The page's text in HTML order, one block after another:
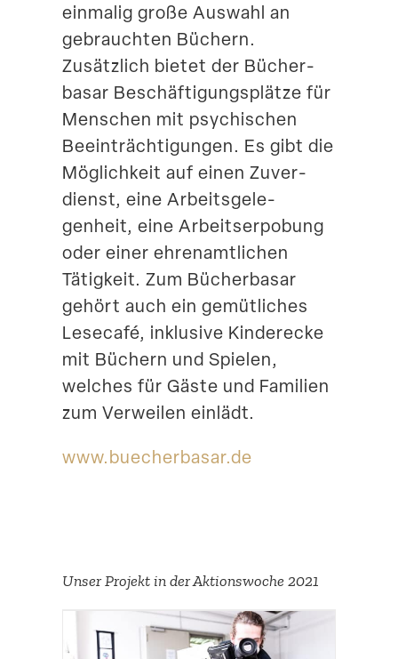
Suche
einmalig große Auswahl an
gebrauchten Büchern.
Zusätzlich bietet der Bücher­
basar Beschäf­ti­gungs­plätze für
Menschen mit psychi­schen
Beein­träch­ti­gungen. Es gibt die
Möglichkeit auf einen Zuver­
dienst, eine Arbeits­ge­le­
genheit, eine Arbeits­er­pobung
oder einer ehren­amt­lichen
Tätigkeit. Zum Bücher­basar
gehört auch ein gemüt­liches
Lesecafé, inklusive Kinderecke
mit Büchern und Spielen,
welches für Gäste und Familien
zum Verweilen einlädt.
www​.buecher​basar​.de
Unser Projekt in der Aktions­woche 2021